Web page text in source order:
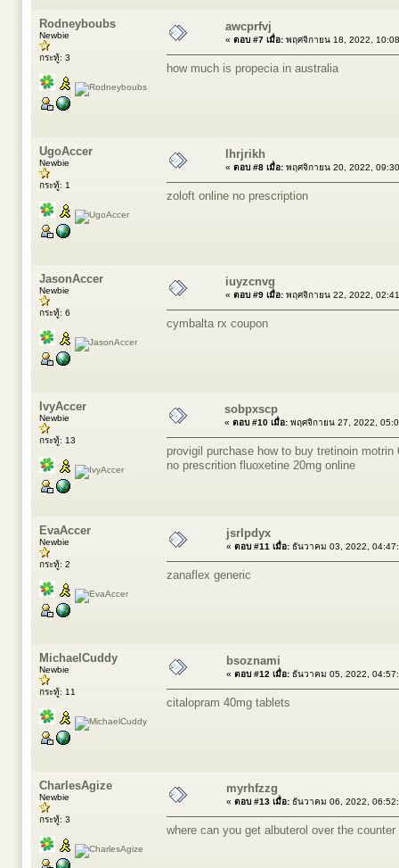
Rodneyboubs
Newbie
กระทู้: 3
awcprfvj
« ตอบ #7 เมื่อ: พฤศจิกายน 18, 2022,
how much is propecia in australia
UgoAccer
Newbie
กระทู้: 1
lhrjrikh
« ตอบ #8 เมื่อ: พฤศจิกายน 20, 2022,
zoloft online no prescription
JasonAccer
Newbie
กระทู้: 6
iuyzcnvg
« ตอบ #9 เมื่อ: พฤศจิกายน 22, 2022,
cymbalta rx coupon
IvyAccer
Newbie
กระทู้: 13
sobpxscp
« ตอบ #10 เมื่อ: พฤศจิกายน 27, 2022,
provigil purchase how to buy tretinoin motrin
no prescrition fluoxetine 20mg online
EvaAccer
Newbie
กระทู้: 2
jsrlpdyx
« ตอบ #11 เมื่อ: ธันวาคม 03, 2022,
zanaflex generic
MichaelCuddy
Newbie
กระทู้: 11
bsoznami
« ตอบ #12 เมื่อ: ธันวาคม 05, 2022,
citalopram 40mg tablets
CharlesAgize
Newbie
กระทู้: 3
myrhfzzg
« ตอบ #13 เมื่อ: ธันวาคม 06, 2022,
where can you get albuterol over the counter